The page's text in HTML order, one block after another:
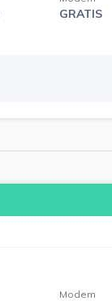
GRATIS
Modem